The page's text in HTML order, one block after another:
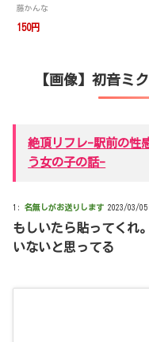
藤かんな
150円
【画像】初音ミ
絶頂リフレ-駅前の性
う女の子の話-
1: 名無しがお送りします 2023/03/
もしいたら貼ってくれ
いないと思ってる